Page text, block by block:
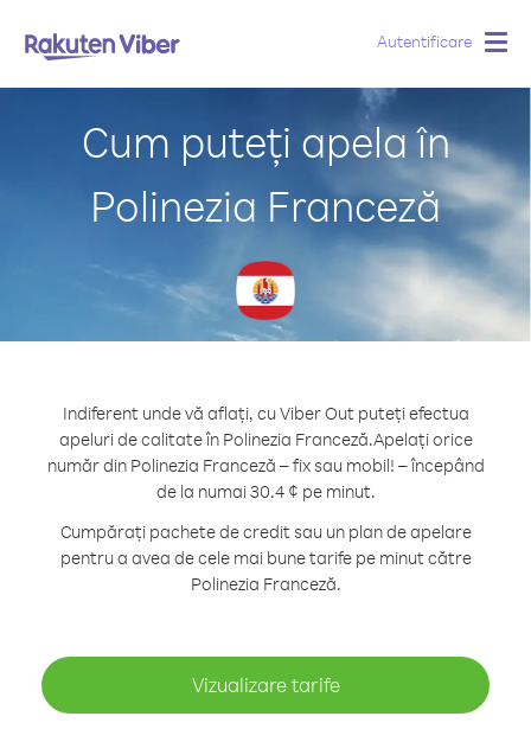
Autentificare
Cum puteți apela în
Polinezia Franceză
Indiferent unde vă aflați, cu Viber Out puteți efectua
apeluri de calitate în Polinezia Franceză.Apelați orice
număr din Polinezia Franceză – fix sau mobil! – începând
de la numai 30.4 ¢ pe minut.
Cumpărați pachete de credit sau un plan de apelare
pentru a avea de cele mai bune tarife pe minut către
Polinezia Franceză.
Vizualizare tarife